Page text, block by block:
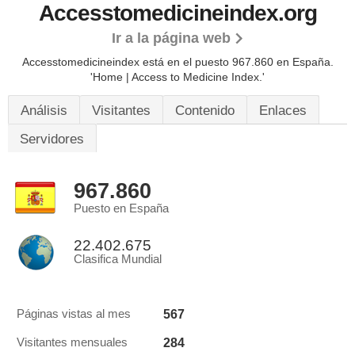
Accesstomedicineindex.org
Ir a la página web
Accesstomedicineindex está en el puesto 967.860 en España.
'Home | Access to Medicine Index.'
Análisis Visitantes Contenido
Enlaces
Servidores
967.860
Puesto en España
22.402.675
Clasifica Mundial
Páginas vistas al mes 567
Visitantes mensuales 284